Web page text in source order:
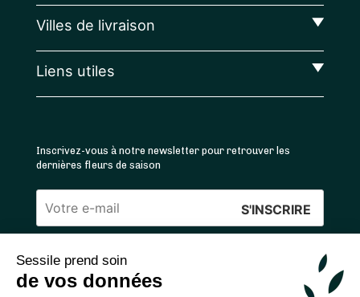
Sessile prend soin
de vos données
Villes de livraison
Liens utiles
Inscrivez-vous à notre newsletter pour retrouver les
dernières fleurs de saison
Veuillez
ce
champ
4.4 /5 ⭐ | 120 000+ bouquets livrés |
Achats 100% sécurisés